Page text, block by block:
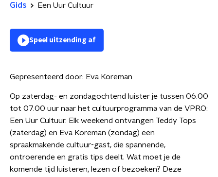
Gids Een Uur Cultuur
Speel uitzending af
Gepresenteerd door: Eva Koreman
Op zaterdag- en zondagochtend luister je tussen 06.00
tot 07.00 uur naar het cultuurprogramma van de VPRO:
Een Uur Cultuur. Elk weekend ontvangen Teddy Tops
(zaterdag) en Eva Koreman (zondag) een
spraakmakende cultuur-gast, die spannende,
ontroerende en gratis tips deelt. Wat moet je de
komende tijd luisteren, lezen of bezoeken? Deze